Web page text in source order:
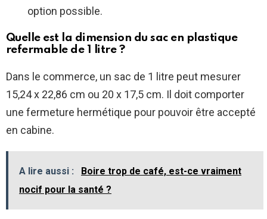
option possible.
Quelle est la dimension du sac en plastique
refermable de 1 litre ?
Dans le commerce, un sac de 1 litre peut mesurer
15,24 x 22,86 cm ou 20 x 17,5 cm. Il doit comporter
une fermeture hermétique pour pouvoir être accepté
en cabine.
A lire aussi :
Boire trop de café, est-ce vraiment
nocif pour la santé ?